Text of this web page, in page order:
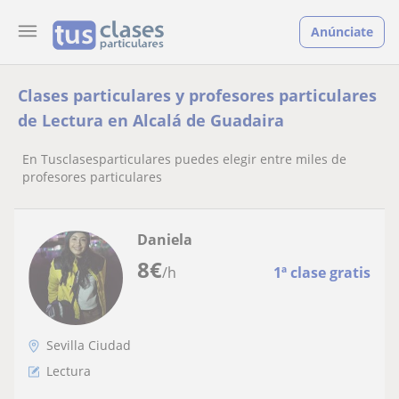
Anúnciate
Clases particulares y profesores particulares
de Lectura en Alcalá de Guadaira
En Tusclasesparticulares puedes elegir entre miles de
profesores particulares
8€/h 1ª clase gratis
Daniela
Sevilla Ciudad
Lectura